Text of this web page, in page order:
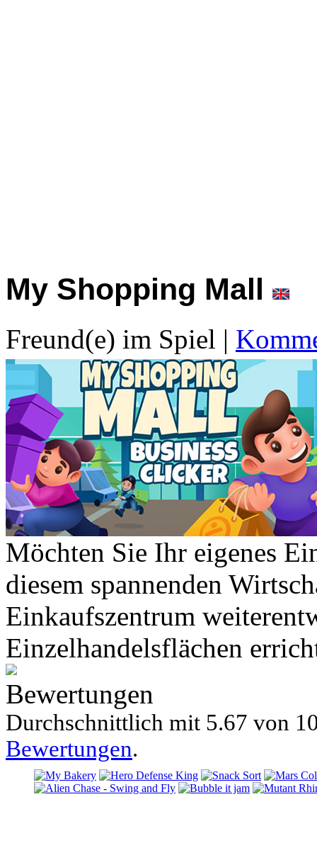
My Shopping Mall
Freund(e) im Spiel |
Möchten Sie Ihr eigenes
diesem spannenden
Einkaufszentrum
Einzelhandelsflächen
Bewertungen
Durchschnittlich mit 5.67 von
Bewertungen.